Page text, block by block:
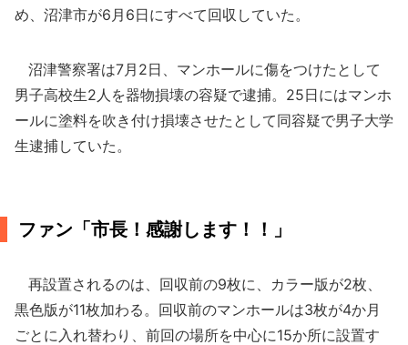
め、沼津市が6月6日にすべて回収していた。
沼津警察署は7月2日、マンホールに傷をつけたとして
男子高校生2人を器物損壊の容疑で逮捕。25日にはマンホ
ールに塗料を吹き付け損壊させたとして同容疑で男子大学
生逮捕していた。
ファン「市長！感謝します！！」
再設置されるのは、回収前の9枚に、カラー版が2枚、
黒色版が11枚加わる。回収前のマンホールは3枚が4か月
ごとに入れ替わり、前回の場所を中心に15か所に設置す